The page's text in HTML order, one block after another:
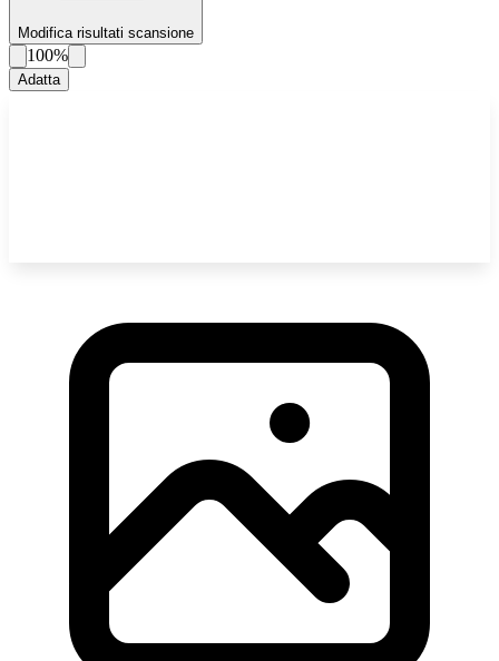
Modifica risultati scansione
100%
Adatta